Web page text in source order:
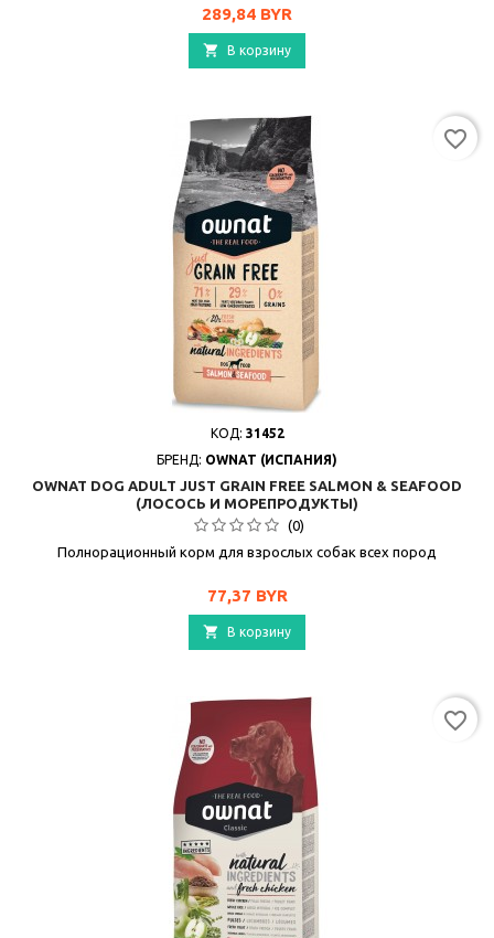
Цена
289,84 BYR
 В корзину
КОД: 31452
БРЕНД: OWNAT (ИСПАНИЯ)
OWNAT DOG ADULT JUST GRAIN FREE SALMON & SEAFOOD
(ЛОСОСЬ И МОРЕПРОДУКТЫ)
(0)
Полнорационный корм для взрослых собак всех пород
Цена
77,37 BYR
 В корзину
favorite_border
favorite_border